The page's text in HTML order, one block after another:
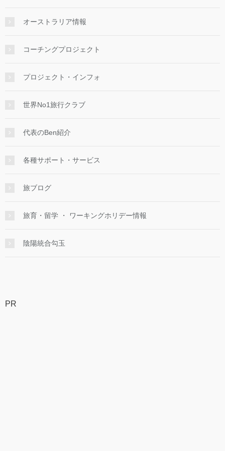
オーストラリア情報
コーチングプロジェクト
プロジェクト・インフォ
世界No1旅行クラブ
代表のBen紹介
各種サポート・サービス
旅ブログ
旅育・留学 ・ ワーキングホリデー情報
陰陽統合勾玉
PR